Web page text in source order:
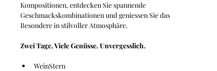
Kompositionen, entdecken Sie spannende
Geschmackskombinationen und geniessen Sie das
Besondere in stilvoller Atmosphäre.
Zwei Tage. Viele Genüsse. Unvergesslich.
WeinStern